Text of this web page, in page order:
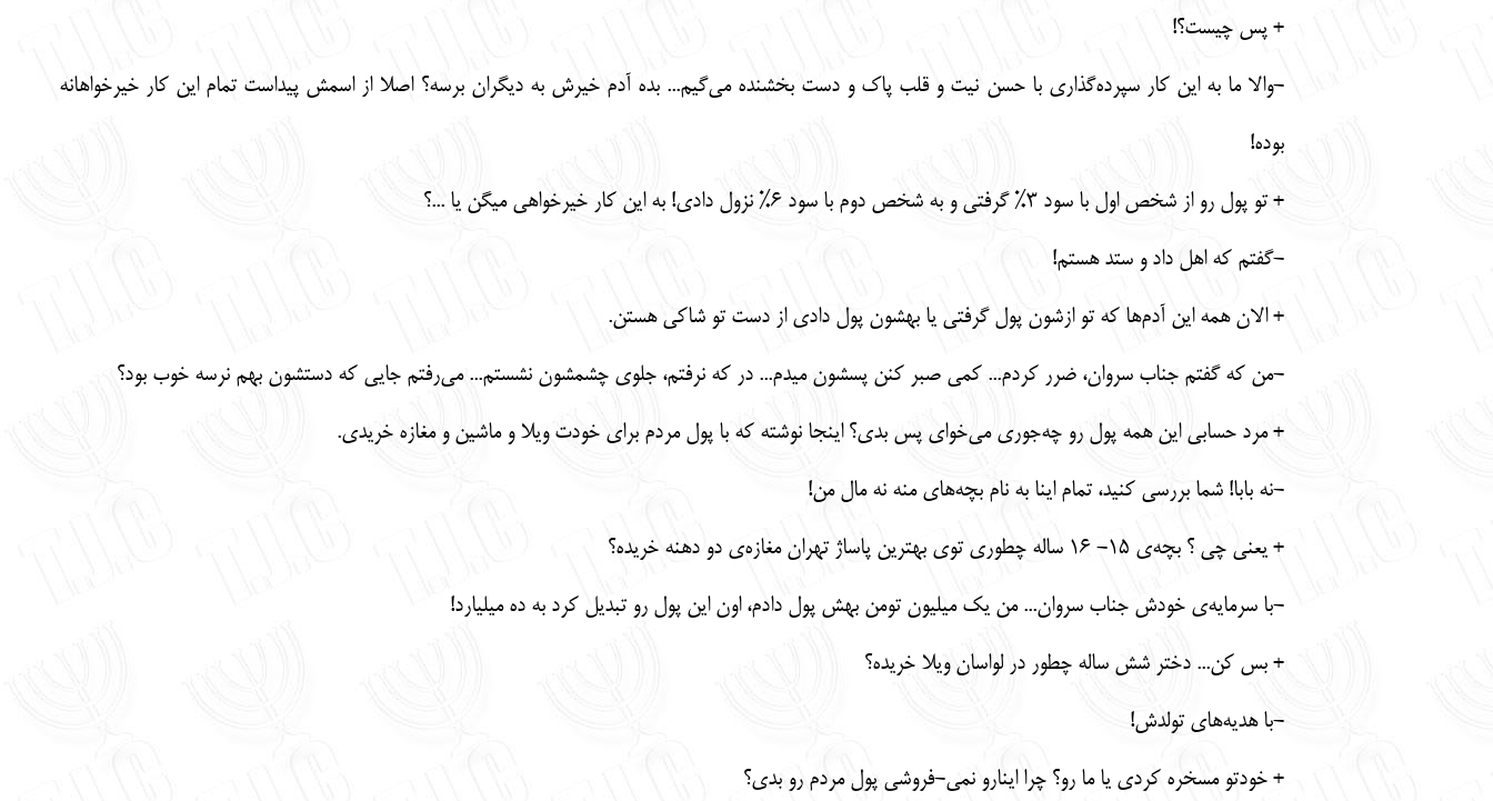
+ پس چیست؟!
-والا ما به این کار سپرده‌گذاری با حسن نیت و قلب پاک و دست بخشنده می‌گیم... بده آدم خیرش به دیگران برسه؟ اصلا از اسمش پیداست تمام این کار خیرخواهانه
بوده!
+ تو پول رو از شخص اول با سود 3% گرفتی و به شخص دوم با سود 6% نزول دادی! به این کار خیرخواهی میگن یا ...؟
-گفتم که اهل داد و ستد هستم!
+ الان همه این آدم‌ها که تو ازشون پول گرفتی یا بهشون پول دادی از دست تو شاکی هستن.
-من که گفتم جناب سروان، ضرر کردم... کمی صبر کنن پسشون میدم... در که نرفتم، جلوی چشمشون نشستم... می‌رفتم جایی که دستشون بهم نرسه خوب بود؟
+ مرد حسابی این همه پول رو چه‌جوری می‌خوای پس بدی؟ اینجا نوشته که با پول مردم برای خودت ویلا و ماشین و مغازه خریدی.
-نه بابا! شما بررسی کنید، تمام اینا به نام بچه‌های منه نه مال من!
+ یعنی چی ؟ بچه‌ی 15- 16 ساله چطوری توی بهترین پاساژ تهران مغازه‌ی دو دهنه خریده؟
-با سرمایه‌ی خودش جناب سروان... من یک میلیون تومن بهش پول دادم، اون این پول رو تبدیل کرد به ده میلیارد!
+ بس کن... دختر شش ساله چطور در لواسان ویلا خریده؟
-با هدیه‌های تولدش!
+ خودتو مسخره کردی یا ما رو؟ چرا اینارو نمی-فروشی پول مردم رو بدی؟